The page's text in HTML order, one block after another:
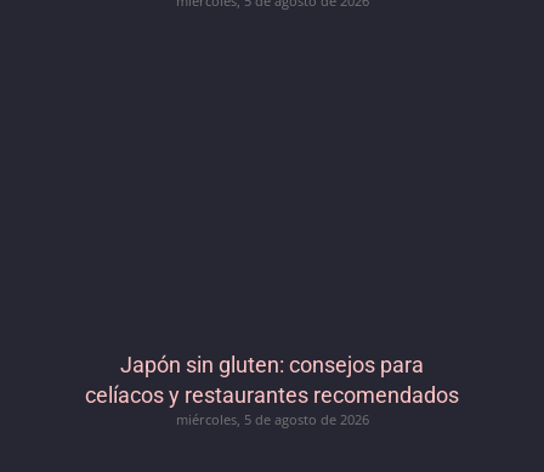
Japón sin gluten: consejos para
celíacos y restaurantes recomendados
miércoles, 5 de agosto de 2026